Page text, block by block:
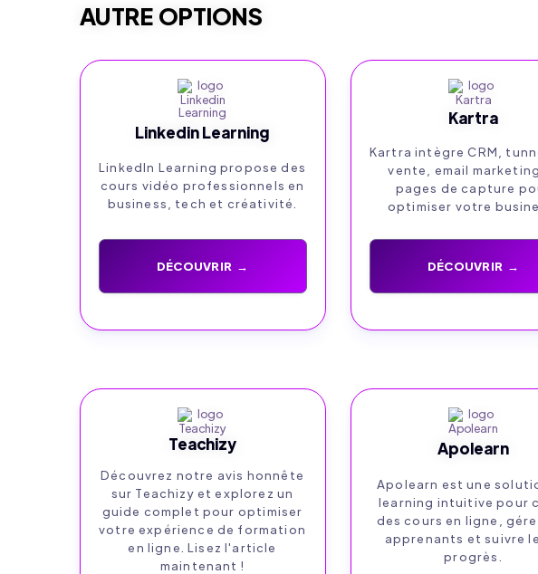
AUTRE OPTIONS
Linkedin Learning
LinkedIn Learning propose des
cours vidéo professionnels en
business, tech et créativité.
DÉCOUVRIR →
Kartra
Kartra intègre CRM,
vente, email
pages de capture
optimiser votre
DÉCOUVRIR →
Teachizy
Découvrez notre avis honnête
sur Teachizy et explorez un
guide complet pour optimiser
votre expérience de formation
en ligne. Lisez l'article
maintenant !
Apolearn
Apolearn est une
learning intuitive pour
des cours en ligne,
apprenants et suivre
progrès.